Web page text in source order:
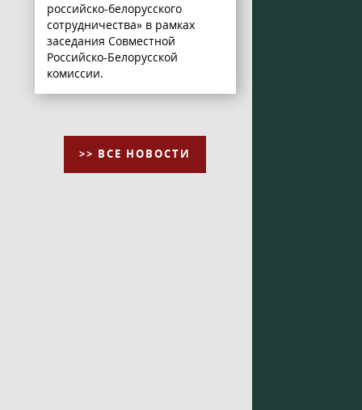
российско-белорусского
сотрудничества» в рамках
заседания Совместной
Российско-Белорусской
комиссии.
>> ВСЕ НОВОСТИ